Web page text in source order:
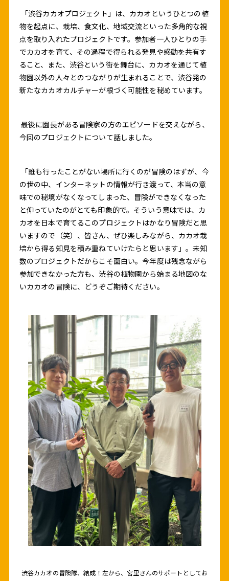
「渋谷カカオプロジェクト」は、カカオというひとつの植
物を起点に、栽培、食文化、地域交流といった多角的な視
点を取り入れたプロジェクトです。参加者一人ひとりの手
でカカオを育て、その過程で得られる発見や感動を共有す
ること、また、渋谷という街を舞台に、カカオを通じて植
物園以外の人々とのつながりが生まれることで、渋谷発の
新たなカカオカルチャーが根づく可能性を秘めています。
最後に園長がある冒険家の方のエピソードを交えながら、
今回のプロジェクトについて話しました。
「誰も行ったことがない場所に行くのが冒険のはずが、今
の世の中、インターネットの情報が行き渡って、本当の意
味での秘境がなくなってしまった、冒険ができなくなった
と仰っていたのがとても印象的で。そういう意味では、カ
カオを日本で育てるこのプロジェクトはかなり冒険だと思
いますので（笑）、皆さん、ぜひ楽しみながら、カカオ栽
培から得る知見を積み重ねていけたらと思います」。未知
数のプロジェクトだからこそ面白い。今年度は残念ながら
参加できなかった方も、渋谷の植物園から始まる地図のな
いカカオの冒険に、どうぞご期待ください。
渋谷カカオの冒険隊、結成！左から、宮里さんのサポートとしてお